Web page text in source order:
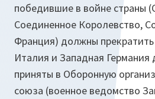
победившие в войне страны
Соединенное Королевство,
Франция) должны
Италия и Западная
приняты в Оборонную
союза (военное ведомство